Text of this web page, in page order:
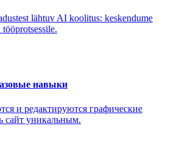
lähtuv AI koolitus: keskendume
навыки
и редактируются графические
сайт уникальным.